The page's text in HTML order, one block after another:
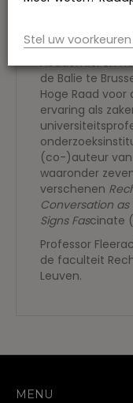
de faculteit
voorzitter van
Academici en
de Balie te
Hoge Raad
ervaring als
(co-)auteur
waaronder
verschenen
Conversation as
Signs Fascinate
Professor
de faculteit
Leuven.
MENU
Stel uw voorkeuren